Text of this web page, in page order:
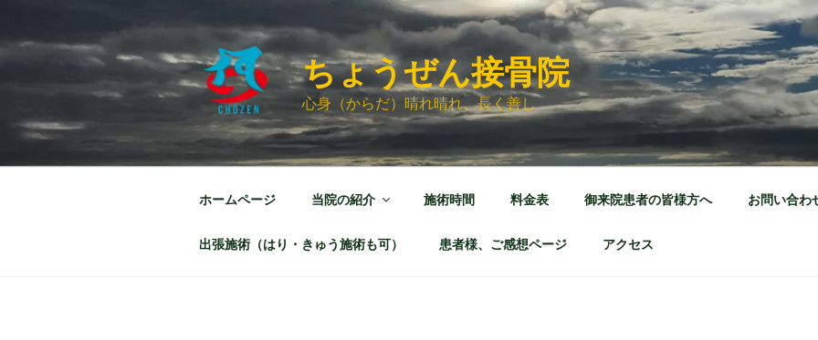
キ
ちょうぜん接骨院
心身（からだ）晴れ晴れ、長く善し
ホームページ 当院の紹介 施術時間 料金表 御来院患者の皆様方へ お問い合わ
出張施術（はり・きゅう施術も可） 患者様、ご感想ページ アクセス